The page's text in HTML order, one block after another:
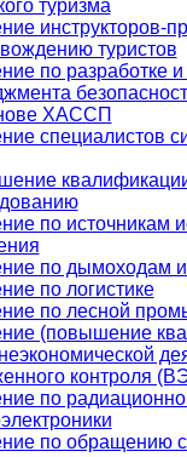
туризма
инструкторов-
туристов
по разработке
ХАССП
специалистов
по источникам
по дымоходам
по логистике
по лесной
(повышение
контроля
по
по обращению